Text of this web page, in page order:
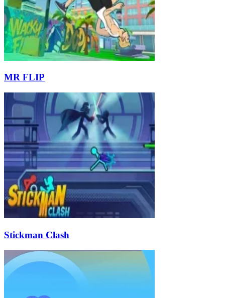
MR FLIP
Stickman Clash